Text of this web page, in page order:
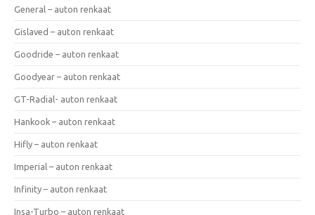
General – auton renkaat
Gislaved – auton renkaat
Goodride – auton renkaat
Goodyear – auton renkaat
GT-Radial- auton renkaat
Hankook – auton renkaat
Hifly – auton renkaat
Imperial – auton renkaat
Infinity – auton renkaat
Insa-Turbo – auton renkaat